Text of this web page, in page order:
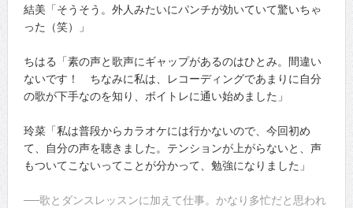
結美「そうそう。外人みたいにパンチが効いていて驚いちゃ
った（笑）」
ちはる「素の声と歌声にギャップがあるのはひとみ。間違い
ないです！ ちなみに私は、レコーディングであまりに自分
の歌が下手なのを知り、ボイトレに通い始めました」
玲菜「私は普段からカラオケには行かないので、今回初め
て、自分の声を聴きました。テンションが上がらないと、声
もついてこないってことが分かって、勉強になりました」
──歌とダンスレッスンに加えて仕事。かなり多忙だと思われ